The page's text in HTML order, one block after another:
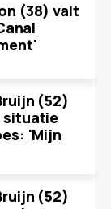
(38) valt
(52)
situatie
'Mijn
(52)